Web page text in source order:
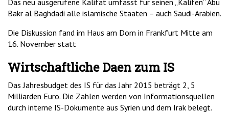
Das neu ausgerufene Kalifat umfasst für seinen „Kalifen“ Abu
Bakr al Baghdadi alle islamische Staaten – auch Saudi-Arabien.
Die Diskussion fand im Haus am Dom in Frankfurt Mitte am
16. November statt
Wirtschaftliche Daen zum IS
Das Jahresbudget des IS für das Jahr 2015 beträgt 2, 5
Milliarden Euro. Die Zahlen werden von Informationsquellen
durch interne IS-Dokumente aus Syrien und dem Irak belegt.